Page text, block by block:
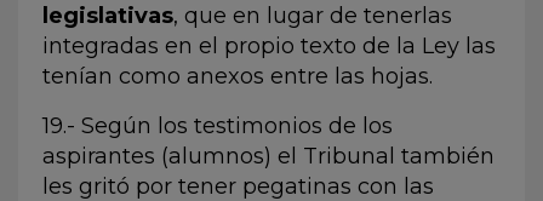
legislativas, que en lugar de tenerlas
integradas en el propio texto de la Ley las
tenían como anexos entre las hojas.
19.- Según los testimonios de los
aspirantes (alumnos) el Tribunal también
les gritó por tener pegatinas con las